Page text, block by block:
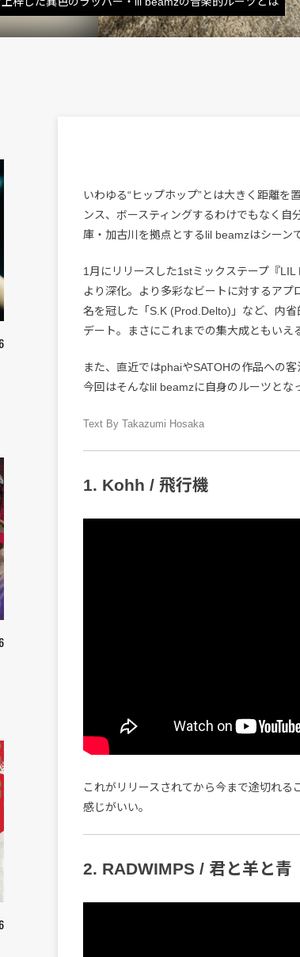
いわゆる“ヒップホップ”とは大きく距離を
ンス、ボースティングするわけでもなく
庫・加古川を拠点とするlil beamzはシーン
1月にリリースした1stミックステープ『
より深化。より多彩なビートに対するア
名を冠した「S.K (Prod.Delto)」など、内
デート。まさにこれまでの集大成ともいえ
また、直近ではphaiやSATOHの作品への
今回はそんなlil beamzに自身のルーツとな
Text By Takazumi Hosaka
1. Kohh / 飛行機
これがリリースされてから今まで途切れる
感じがいい。
2. RADWIMPS / 君と羊と青